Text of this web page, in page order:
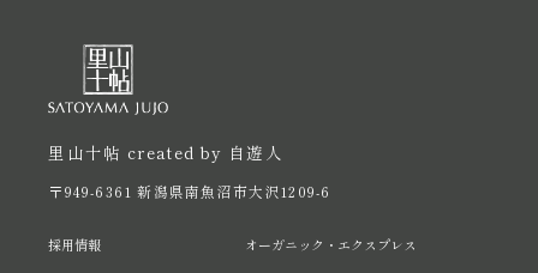
里山十帖 created by 自遊人
〒949-6361 新潟県南魚沼市大沢1209-6
採用情報
オーガニック・エクスプレス